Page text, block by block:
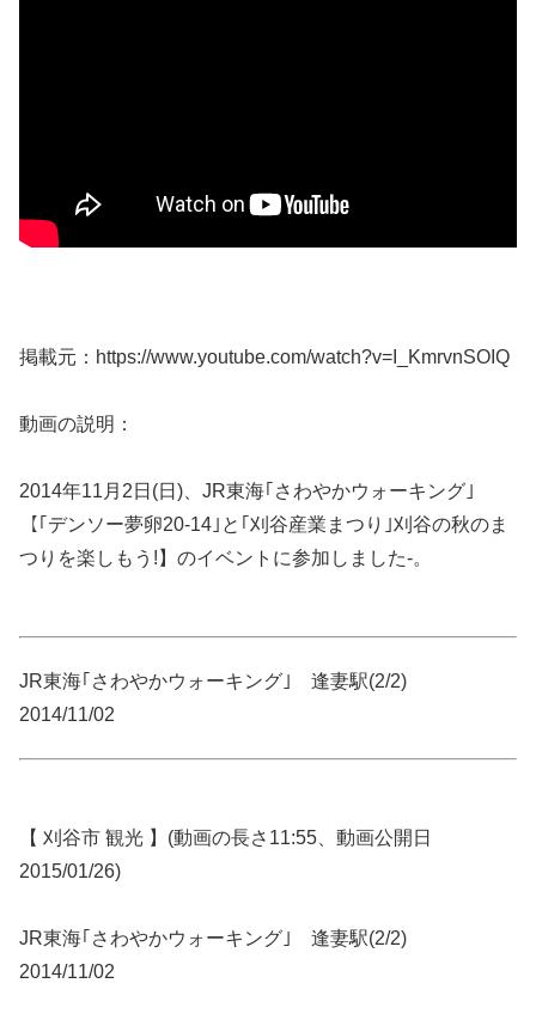
掲載元：https://www.youtube.com/watch?v=I_KmrvnSOIQ
動画の説明：
2014年11月2日(日)、JR東海｢さわやかウォーキング｣
【｢デンソー夢卵20-14｣と｢刈谷産業まつり｣刈谷の秋のま
つりを楽しもう!】のイベントに参加しました-。
JR東海｢さわやかウォーキング｣ 逢妻駅(2/2)
2014/11/02
【 刈谷市 観光 】(動画の長さ11:55、動画公開日
2015/01/26)
JR東海｢さわやかウォーキング｣ 逢妻駅(2/2)
2014/11/02